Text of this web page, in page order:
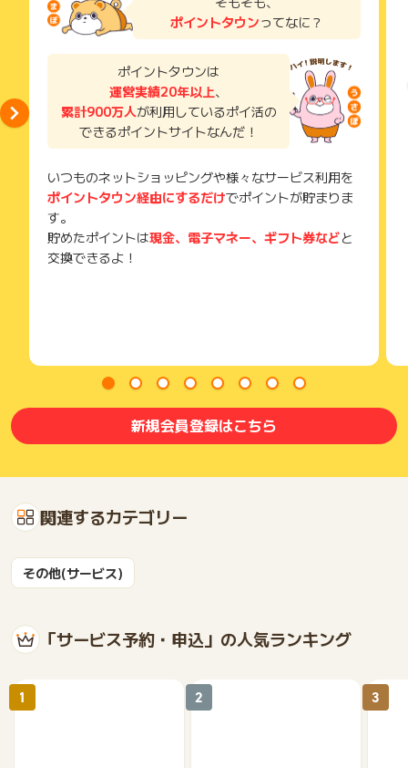
ポイントタウンってなに？
ポイントタウンは
運営実績20年以上、
累計900万人が利用しているポイ活の
できるポイントサイトなんだ！
いつものネットショッピングや様々なサービス利用を
ポイントタウン経由にするだけでポイントが貯まりま
す。
貯めたポイントは現金、電子マネー、ギフト券などと
交換できるよ！
新規会員登録はこちら
関連するカテゴリー
その他(サービス)
「サービス予約・申込」の人気ランキング
1 2 3